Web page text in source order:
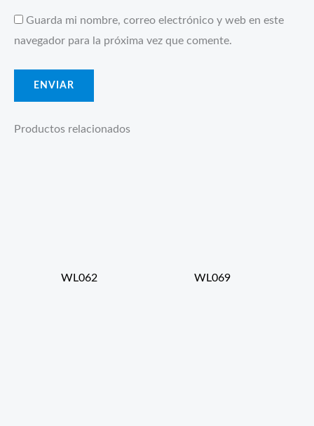
Guarda mi nombre, correo electrónico y web en este
navegador para la próxima vez que comente.
Productos relacionados
WL062 WL069